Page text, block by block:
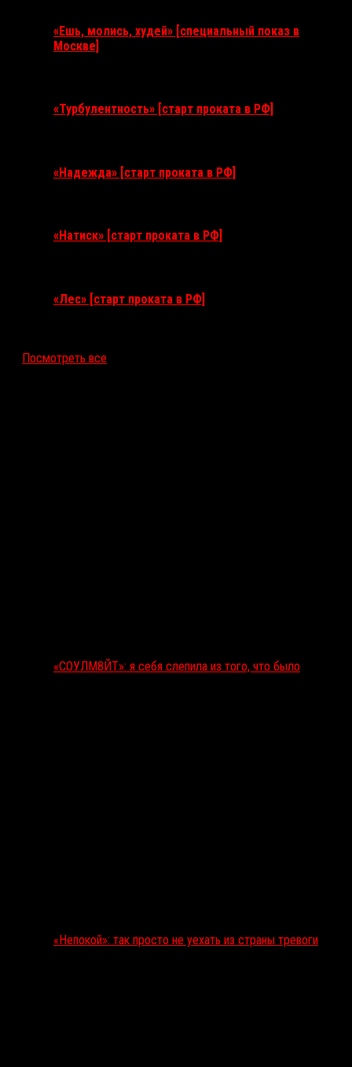
«Ешь, молись, худей» [специальный показ в
Москве]
«Турбулентность» [старт проката в РФ]
«Надежда» [старт проката в РФ]
«Натиск» [старт проката в РФ]
«Лес» [старт проката в РФ]
Посмотреть все
«СОУЛМ8ЙТ»: я себя слепила из того, что было
«Непокой»: так просто не уехать из страны тревоги